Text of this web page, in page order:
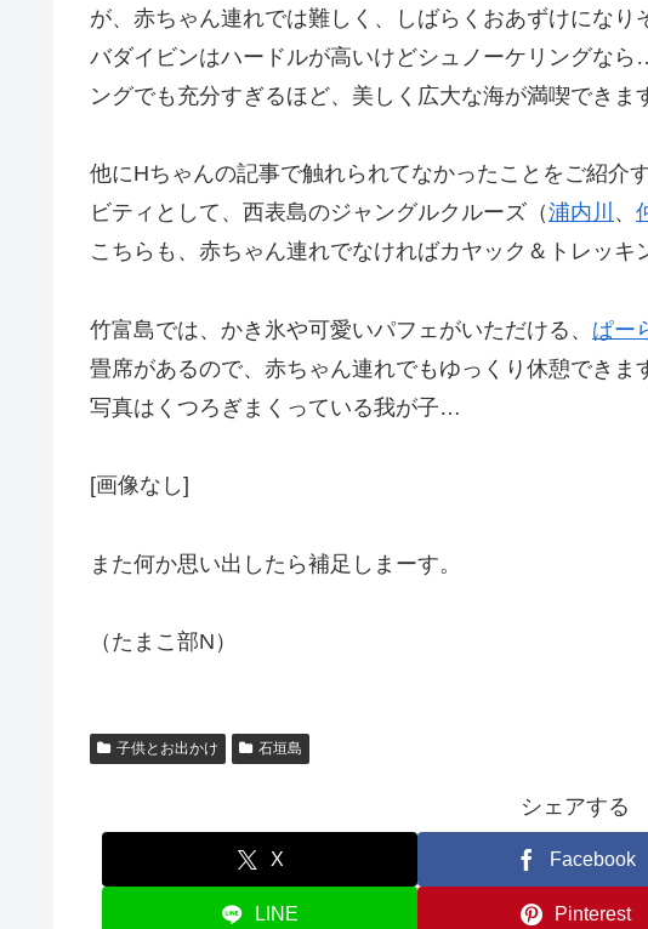
が、赤ちゃん連れでは難しく、しばらくおあずけにな
バダイビンはハードルが高いけどシュノーケリングな
ングでも充分すぎるほど、美しく広大な海が満喫できま
他にHちゃんの記事で触れられてなかったことをご紹介
ビティとして、西表島のジャングルクルーズ（浦内川 、
こちらも、赤ちゃん連れでなければカヤック＆トレッ
竹富島では、かき氷や可愛いパフェがいただける、 ぱー
畳席があるので、赤ちゃん連れでもゆっくり休憩できま
写真はくつろぎまくっている我が子…
[画像なし]
また何か思い出したら補足しまーす。
（たまこ部N）
子供とお出かけ 石垣島
シェアする
X Facebook
LINE Pinterest